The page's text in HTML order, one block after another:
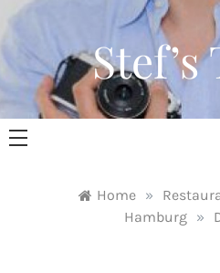
Skip
content
Stef’s
Home »
Hamburg »